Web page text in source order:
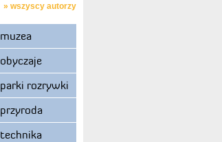
» wszyscy autorzy
muzea
obyczaje
parki rozrywki
przyroda
technika